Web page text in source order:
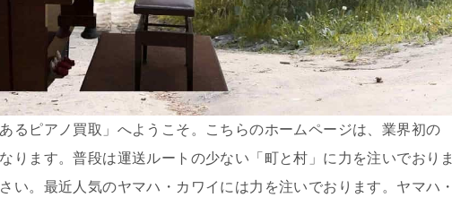
るピアノ買取」へようこそ。こちらのホームページは、業界初の
ります。普段は運送ルートの少ない「町と村」に力を注いでおりま
い。最近人気のヤマハ・カワイには力を注いでおります。ヤマハ・